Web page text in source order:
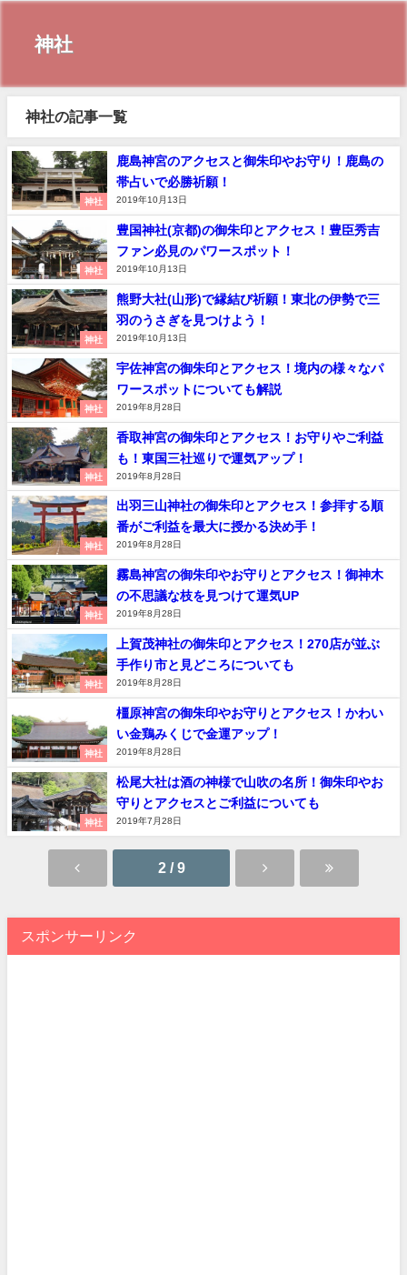
神社
神社の記事一覧
神社
鹿島神宮のアクセスと御朱印やお守り！鹿島の
帯占いで必勝祈願！
2019年10月13日
神社
豊国神社(京都)の御朱印とアクセス！豊臣秀吉
ファン必見のパワースポット！
2019年10月13日
神社
熊野大社(山形)で縁結び祈願！東北の伊勢で三
羽のうさぎを見つけよう！
2019年10月13日
神社
宇佐神宮の御朱印とアクセス！境内の様々なパ
ワースポットについても解説
2019年8月28日
神社
香取神宮の御朱印とアクセス！お守りやご利益
も！東国三社巡りで運気アップ！
2019年8月28日
神社
出羽三山神社の御朱印とアクセス！参拝する順
番がご利益を最大に授かる決め手！
2019年8月28日
神社
霧島神宮の御朱印やお守りとアクセス！御神木
の不思議な枝を見つけて運気UP
2019年8月28日
神社
上賀茂神社の御朱印とアクセス！270店が並ぶ
手作り市と見どころについても
2019年8月28日
神社
橿原神宮の御朱印やお守りとアクセス！かわい
い金鶏みくじで金運アップ！
2019年8月28日
神社
松尾大社は酒の神様で山吹の名所！御朱印やお
守りとアクセスとご利益についても
2019年7月28日
2 / 9
スポンサーリンク